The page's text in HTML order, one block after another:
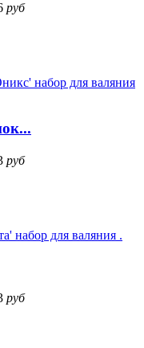
руб
руб
руб